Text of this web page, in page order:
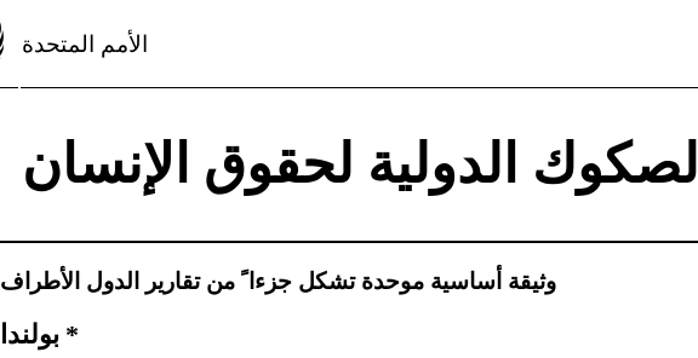
الأمم المتحدة
الصكوك الدولية لحقوق الإنسان
وثيقة أساسية موحدة تشكل جزءا ً من تقارير الدول الأطراف
بولندا *